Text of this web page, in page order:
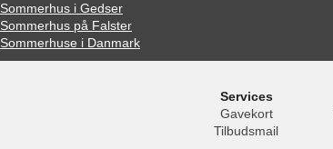
Sommerhus i Gedser
Sommerhus på Falster
Sommerhuse i Danmark
Services
Gavekort
Tilbudsmail